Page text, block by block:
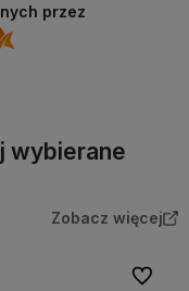
przez
wybierane
Zobacz więcej
Do